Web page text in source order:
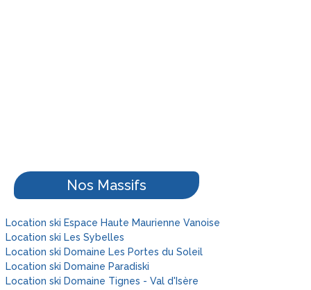
Nos Massifs
Location ski Espace Haute Maurienne Vanoise
Location ski Les Sybelles
Location ski Domaine Les Portes du Soleil
Location ski Domaine Paradiski
Location ski Domaine Tignes - Val d'Isère